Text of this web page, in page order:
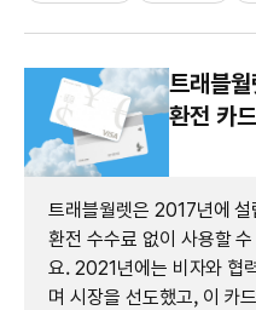
트래블
환전 카
트래블월렛은 2017년에 설
환전 수수료 없이 사용할
요. 2021년에는 비자와 협
며 시장을 선도했고, 이 카